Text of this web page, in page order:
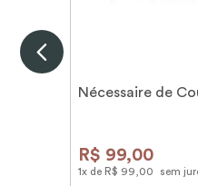
Nécessaire de
R$ 99,00
1x de R$ 99 00 sem